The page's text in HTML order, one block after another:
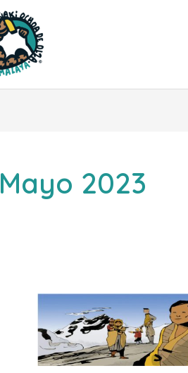
Mayo 2023
news:
abril
de
2023